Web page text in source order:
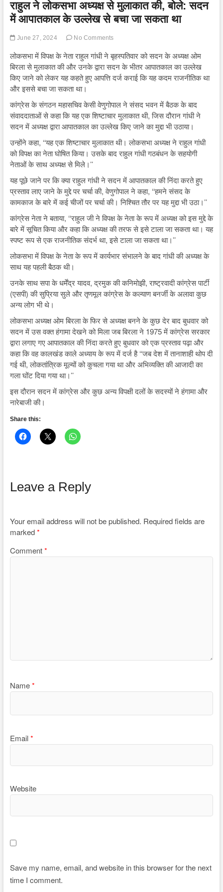
राहुल ने लोकसभा अध्यक्ष से मुलाकात की, बोले: सदन
में आपातकाल के उल्लेख से बचा जा सकता था
June 27, 2024 No Comments
लोकसभा में विपक्ष के नेता राहुल गांधी ने बृहस्पतिवार को सदन के अध्यक्ष ओम
बिरला से मुलाकात की और उनके द्वारा सदन के भीतर आपातकाल का उल्लेख
किए जाने को लेकर यह कहते हुए आपत्ति दर्ज कराई कि यह कदम राजनीतिक था
और इससे बचा जा सकता था।
कांग्रेस के संगठन महासचिव केसी वेणुगोपाल ने संसद भवन में बैठक के बाद
संवाददाताओं से कहा कि यह एक शिष्टाचार मुलाकात थी, जिस दौरान गांधी ने
सदन में अध्यक्ष द्वारा आपातकाल का उल्लेख किए जाने का मुद्दा भी उठाया।
उन्होंने कहा, ‘‘यह एक शिष्टाचार मुलाकात थी। लोकसभा अध्यक्ष ने राहुल गांधी
को विपक्ष का नेता घोषित किया। उसके बाद राहुल गांधी गठबंधन के सहयोगी
नेताओं के साथ अध्यक्ष से मिले।’’
यह पूछे जाने पर कि क्या राहुल गांधी ने सदन में आपातकाल की निंदा करते हुए
प्रस्ताव लाए जाने के मुद्दे पर चर्चा की, वेणुगोपाल ने कहा, ‘‘हमने संसद के
कामकाज के बारे में कई चीजों पर चर्चा की। निश्चित तौर पर यह मुद्दा भी उठा।’’
कांग्रेस नेता ने बताया, ‘‘राहुल जी ने विपक्ष के नेता के रूप में अध्यक्ष को इस मुद्दे के
बारे में सूचित किया और कहा कि अध्यक्ष की तरफ से इसे टाला जा सकता था। यह
स्पष्ट रूप से एक राजनीतिक संदर्भ था, इसे टाला जा सकता था।’’
लोकसभा में विपक्ष के नेता के रूप में कार्यभार संभालने के बाद गांधी की अध्यक्ष के
साथ यह पहली बैठक थी।
उनके साथ सपा के धर्मेंद्र यादव, द्रमुक की कनिमोझी, राष्ट्रवादी कांग्रेस पार्टी
(एसपी) की सुप्रिया सुले और तृणमूल कांग्रेस के कल्याण बनर्जी के अलावा कुछ
अन्य लोग भी थे।
लोकसभा अध्यक्ष ओम बिरला के फिर से अध्यक्ष बनने के कुछ देर बाद बुधवार को
सदन में उस वक्त हंगामा देखने को मिला जब बिरला ने 1975 में कांग्रेस सरकार
द्वारा लगाए गए आपातकाल की निंदा करते हुए बुधवार को एक प्रस्ताव पढ़ा और
कहा कि वह कालखंड काले अध्याय के रूप में दर्ज है ‘‘जब देश में तानाशाही थोप दी
गई थी, लोकतांत्रिक मूल्यों को कुचला गया था और अभिव्यक्ति की आजादी का
गला घोंट दिया गया था।’’
इस दौरान सदन में कांग्रेस और कुछ अन्य विपक्षी दलों के सदस्यों ने हंगामा और
नारेबाजी की।
Share this:
Leave a Reply
Your email address will not be published. Required fields are
marked*
Comment*
Name*
Email*
Website
Save my name, email, and website in this browser for the next
time I comment.